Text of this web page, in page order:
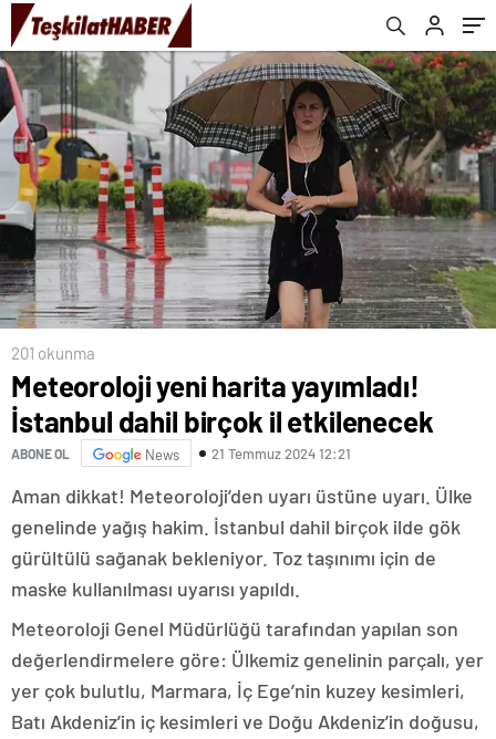
201 okunma
Meteoroloji yeni harita yayımladı!
İstanbul dahil birçok il etkilenecek
ABONE OL News 21 Temmuz 2024 12:21
Aman dikkat! Meteoroloji’den uyarı üstüne uyarı. Ülke
genelinde yağış hakim. İstanbul dahil birçok ilde gök
gürültülü sağanak bekleniyor. Toz taşınımı için de
maske kullanılması uyarısı yapıldı.
Meteoroloji Genel Müdürlüğü tarafından yapılan son
değerlendirmelere göre: Ülkemiz genelinin parçalı, yer
yer çok bulutlu, Marmara, İç Ege’nin kuzey kesimleri,
Batı Akdeniz’in iç kesimleri ve Doğu Akdeniz’in doğusu,